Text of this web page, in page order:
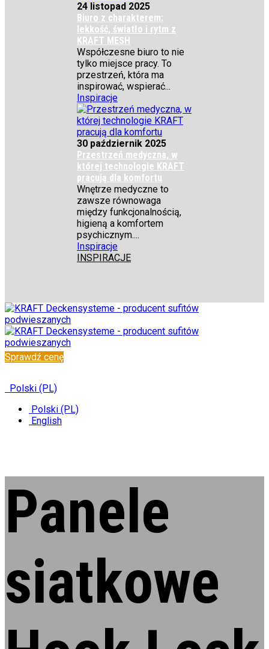
24 listopad 2025
Biuro z charakterem:
lekkość, światło i rytm z
KRAFT MESH
Współczesne biuro to nie
tylko miejsce pracy. To
przestrzeń, która ma
inspirować, wspierać...
Inspiracje
30 październik 2025
Przestrzeń medyczna, w
której technologie KRAFT
pracują dla komfortu
Wnętrze medyczne to
zawsze równowaga
między funkcjonalnością,
higieną a komfortem
psychicznym....
Inspiracje
INSPIRACJE
Sprawdź cenę
Polski (PL)
Polski (PL)
English
Panele
siatkowe